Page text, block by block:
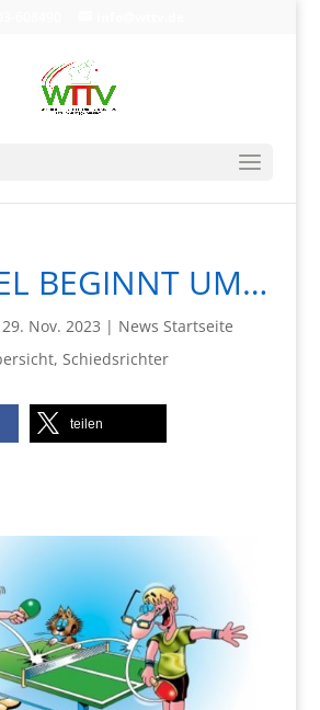
BEGINNT UM…
29. Nov. 2023 | News Startseite
, Schiedsrichter
teilen